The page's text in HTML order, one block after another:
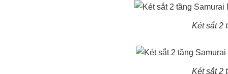
Két sắt 2
Két sắt 2